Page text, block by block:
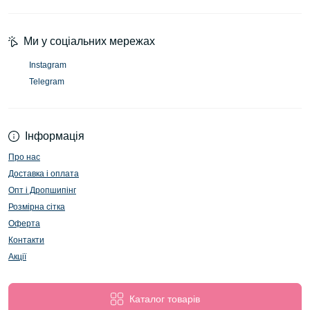
Інформація
Про нас
Доставка і оплата
Опт і Дропшипінг
Розмірна сітка
Оферта
Контакти
Акції
Каталог товарів
Ми у соціальних мережах
Instagram
Telegram